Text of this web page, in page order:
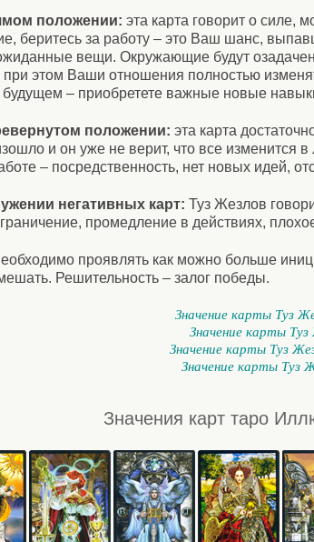
положении: эта карта говорит о силе,
беритесь за работу – это Ваш шанс,
вещи. Окружающие будут
при этом Ваши отношения полностью
будущем – приобретете важные новые
положении: эта карта
и он уже не верит, что все изменится
– посредственность, нет новых идей,
негативных карт: Туз Жезлов
промедление в действиях,
проявлять как можно больше
Решительность – залог победы.
Значение карты Туз
Значение карты
Значение карты Туз
Значение карты Туз
Значения карт таро